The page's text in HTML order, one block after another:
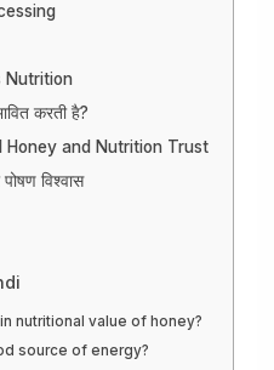
Nutrition
करती है?
Honey and Nutrition Trust
विश्वास
nutritional value of honey?
source of energy?